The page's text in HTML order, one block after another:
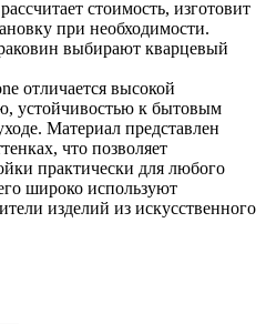
стоимость, изготовит
при необходимости.
выбирают кварцевый
отличается высокой
устойчивостью к бытовым
Материал представлен
что позволяет
практически для любого
широко используют
изделий из искусственного